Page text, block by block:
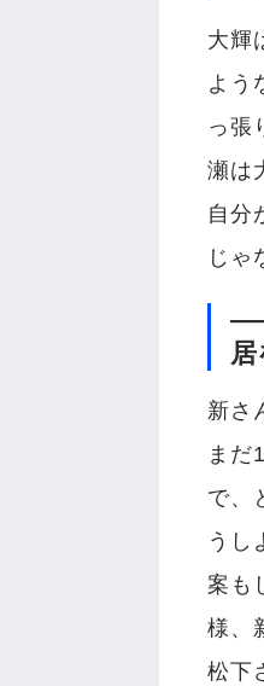
大輝
よう
っ張
瀬は
自分
じゃ
居
新さ
まだ
で、
うし
案も
様、
松下